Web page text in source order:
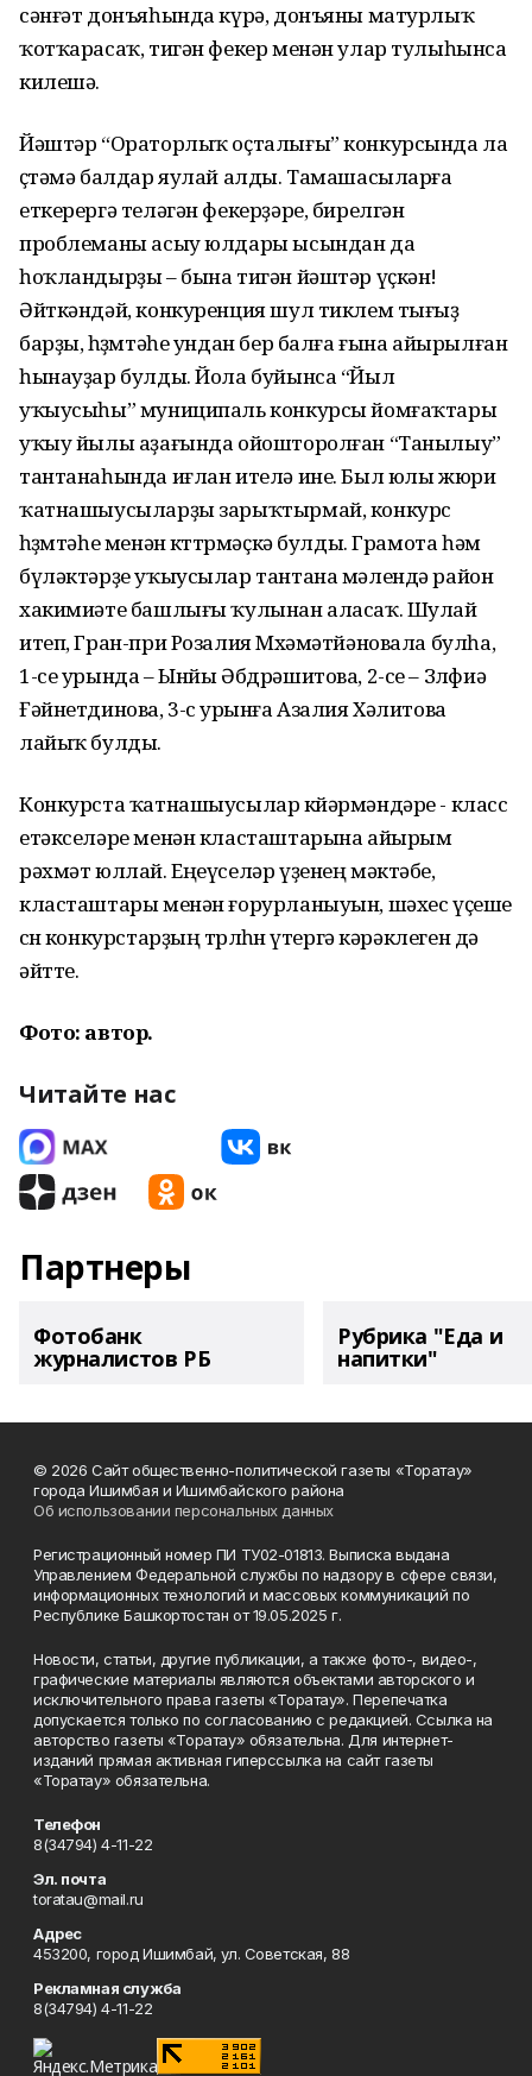
сәнғәт донъяһында күрә, донъяны матурлыҡ
ҡотҡарасаҡ, тигән фекер менән улар тулыһынса
килешә.
Йәштәр “Ораторлыҡ оҫталығы” конкурсында ла
өҫтәмә балдар яулай алды. Тамашасыларға
еткерергә теләгән фекерҙәре, бирелгән
проблеманы асыу юлдары ысындан да
һоҡландырҙы – бына тигән йәштәр үҫкән!
Әйткәндәй, конкуренция шул тиклем тығыҙ
барҙы, һөҙөмтәһе ундан бер балға ғына айырылған
һынауҙар булды. Йола буйынса “Йыл
уҡыусыһы” муниципаль конкурсы йомғаҡтары
уҡыу йылы аҙағында ойошторолған “Танылыу”
тантанаһында иғлан ителә ине. Был юлы жюри
ҡатнашыусыларҙы зарыҡтырмай, конкурс
һөҙөмтәһе менән көттөрмәҫкә булды. Грамота һәм
бүләктәрҙе уҡыусылар тантана мәлендә район
хакимиәте башлығы ҡулынан аласаҡ. Шулай
итеп, Гран-при Розалия Мөхәмәтйәновала булһа,
1-се урында – Ынйы Әбдрәшитова, 2-се – Зөлфиә
Ғәйнетдинова, 3-сө урынға Азалия Хәлитова
лайыҡ булды.
Конкурста ҡатнашыусылар көйәрмәндәре - класс
етәкселәре менән класташтарына айырым
рәхмәт юллай. Еңеүселәр үҙенең мәктәбе,
класташтары менән ғорурланыуын, шәхес үҫеше
өсөн конкурстарҙың төрлөһөн үтергә кәрәклеген дә
әйтте.
Фото: автор.
Читайте нас
Партнеры
Фотобанк
журналистов РБ
Рубрика "Еда и
напитки"
© 2026 Сайт общественно-политической газеты «Торатау»
города Ишимбая и Ишимбайского района
Об использовании персональных данных
Регистрационный номер ПИ ТУ02-01813. Выписка выдана
Управлением Федеральной службы по надзору в сфере связи,
информационных технологий и массовых коммуникаций по
Республике Башкортостан от 19.05.2025 г.
Новости, статьи, другие публикации, а также фото-, видео-,
графические материалы являются объектами авторского и
исключительного права газеты «Торатау». Перепечатка
допускается только по согласованию с редакцией. Ссылка на
авторство газеты «Торатау» обязательна. Для интернет-
изданий прямая активная гиперссылка на сайт газеты
«Торатау» обязательна.
Телефон
8(34794) 4-11-22
Эл. почта
toratau@mail.ru
Адрес
453200, город Ишимбай, ул. Советская, 88
Рекламная служба
8(34794) 4-11-22